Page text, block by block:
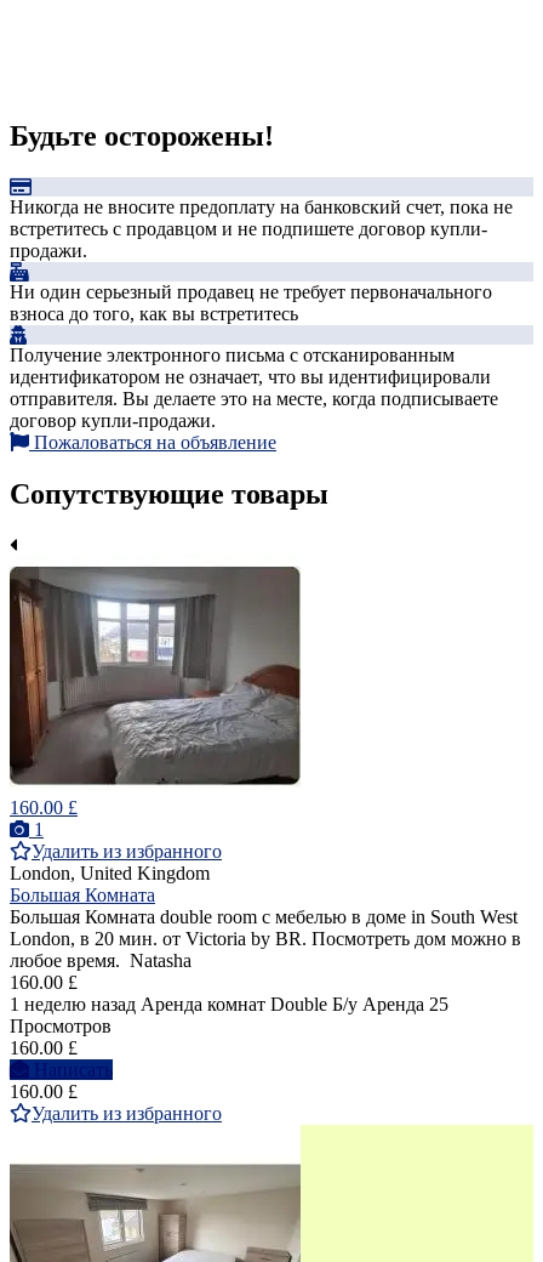
Будьте осторожены!
Никогда не вносите предоплату на банковский счет, пока не
встретитесь с продавцом и не подпишете договор купли-
продажи.
Ни один серьезный продавец не требует первоначального
взноса до того, как вы встретитесь
Получение электронного письма с отсканированным
идентификатором не означает, что вы идентифицировали
отправителя. Вы делаете это на месте, когда подписываете
договор купли-продажи.
Пожаловаться на объявление
Сопутствующие товары
160.00 £
1
Удалить из избранного
London, United Kingdom
Большая Комната
Большая Комната double room с мебелью в доме in South West
London, в 20 мин. от Victoria by BR. Посмотреть дом можно в
любое время. Natasha
160.00 £
1 неделю назад Аренда комнат Double Б/у Аренда 25
Просмотров
160.00 £
Написать
160.00 £
Удалить из избранного